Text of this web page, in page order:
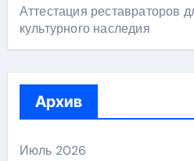
Аттестация реставраторов
культурного наследия
Архив
Июль 2026